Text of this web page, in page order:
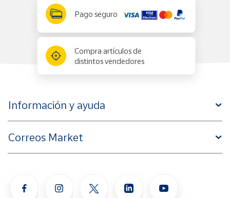
Pago seguro
Compra artículos de
distintos vendedores
Información y ayuda
Correos Market